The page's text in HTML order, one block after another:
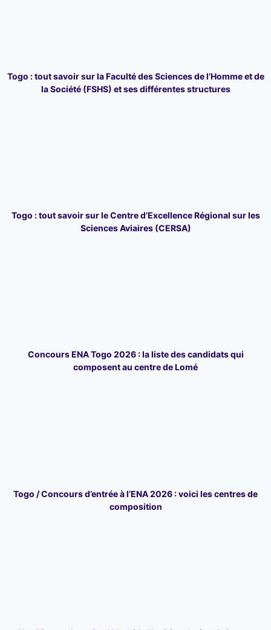
Togo : tout savoir sur la Faculté des Sciences de l’Homme et de
la Société (FSHS) et ses différentes structures
Togo : tout savoir sur le Centre d’Excellence Régional sur les
Sciences Aviaires (CERSA)
Concours ENA Togo 2026 : la liste des candidats qui
composent au centre de Lomé
Togo / Concours d’entrée à l’ENA 2026 : voici les centres de
composition